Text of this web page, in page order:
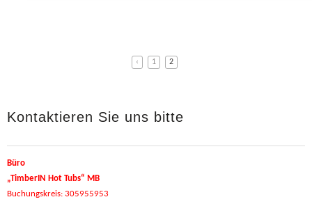
‹ 1 2
Kontaktieren Sie uns bitte
Büro
„TimberIN Hot Tubs“ MB
Buchungskreis: 305955953